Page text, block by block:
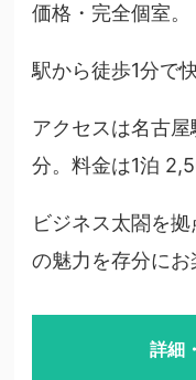
価格・完全個室。
駅から徒歩1分で
アクセスは名古
分。料金は1泊
ビジネス太閤を
の魅力を存分にお
詳細